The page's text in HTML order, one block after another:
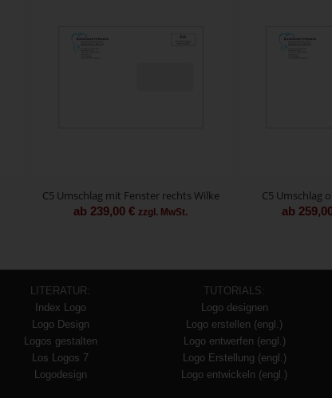
C5 Umschlag mit Fenster rechts Wilke
ab 239,00€ zzgl. MwSt.
C5 Umschlag
ab
LITERATUR:
Index Logo
Logo Design
Logos gestalten
Los Logos 7
Logodesign
TUTORIALS:
Logo designen
Logo erstellen (engl.)
Logo entwerfen (engl.)
Logo Erstellung (engl.)
Logo entwickeln (engl.)